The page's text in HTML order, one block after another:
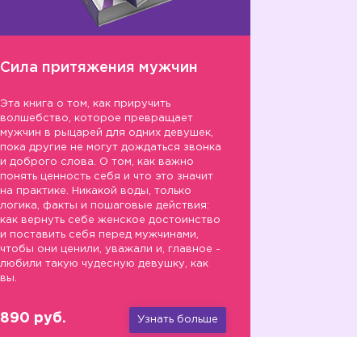
Сила притяжения мужчин
Эта книга о том, как приручить
волшебство, которое превращает
мужчин в рыцарей для одних девушек,
пока другие не могут дождаться звонка
и доброго слова. О том, как важно
понять ценность себя и что это значит
на практике. Никакой воды, только
логика, факты и пошаговые действия:
как вернуть себе женское достоинство
и поставить себя перед мужчинами,
чтобы они ценили, уважали и, главное -
любили такую чудесную девушку, как
вы.
890 руб. Узнать больше